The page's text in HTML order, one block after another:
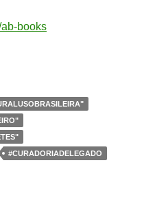
books
#CURADORIADELEGADO